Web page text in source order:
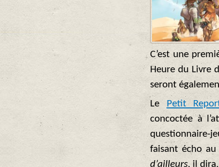
C’est une
Heure du Livre
seront
Le
Petit
concoctée à
questionnaire-
faisant écho
d’ailleurs, il